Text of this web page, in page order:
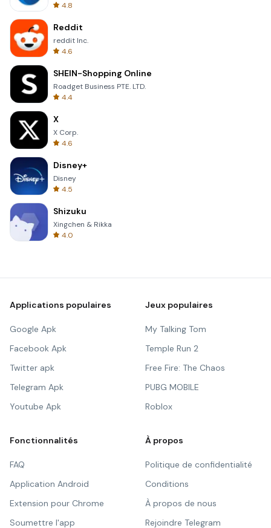
4.8
Reddit
reddit Inc.
4.6
SHEIN-Shopping Online
Roadget Business PTE. LTD.
4.4
X
X Corp.
4.6
Disney+
Disney
4.5
Shizuku
Xingchen & Rikka
4.0
Applications populaires
Google Apk
Facebook Apk
Twitter apk
Telegram Apk
Youtube Apk
Jeux populaires
My Talking Tom
Temple Run 2
Free Fire: The Chaos
PUBG MOBILE
Roblox
Fonctionnalités
FAQ
Application Android
Extension pour Chrome
Soumettre l'app
À propos
Politique de confidentialité
Conditions
À propos de nous
Rejoindre Telegram